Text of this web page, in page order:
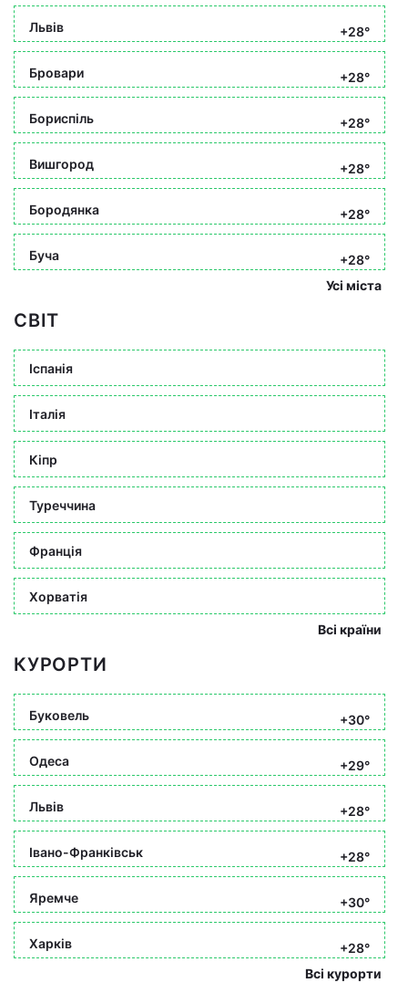
Львів +28°
Бровари +28°
Бориспіль +28°
Вишгород +28°
Бородянка +28°
Буча
+28°
Усі міста
СВІТ
Іспанія
Італія
Кіпр
Туреччина
Франція
Хорватія
Всі країни
КУРОРТИ
Буковель +30°
Одеса +29°
Львів +28°
Івано-Франківськ +28°
Яремче +30°
Харків
+28°
Всі курорти